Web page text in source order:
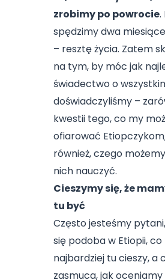
zrobimy po powrocie.
spędzimy dwa
– resztę życia. Zatem
na tym, by móc jak
świadectwo o
doświadczyliśmy –
kwestii tego, co my
ofiarować
również, czego
nich nauczyć.
Cieszymy się, że
tu być
Często jesteśmy
się podoba w Etiopii, co
najbardziej tu cieszy, a
zasmuca, jak oceniamy